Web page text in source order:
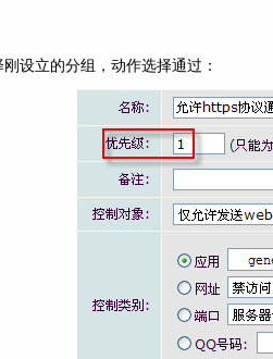
设立的分组，动作选择通过：